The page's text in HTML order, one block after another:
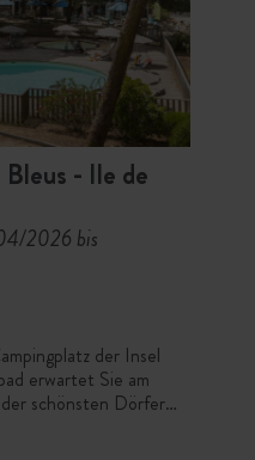
- Ile de
2026 bis
der Insel
erwartet Sie am
schönsten Dörfer,